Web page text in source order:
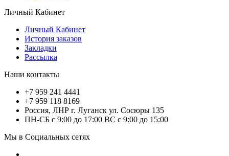
Личный Кабинет
Личный Кабинет
История заказов
Закладки
Рассылка
Наши контакты
+7 959 241 4441
+7 959 118 8169
Россия, ЛНР г. Луганск ул. Сосюры 135
ПН-СБ с 9:00 до 17:00 ВС с 9:00 до 15:00
Мы в Социальных сетях